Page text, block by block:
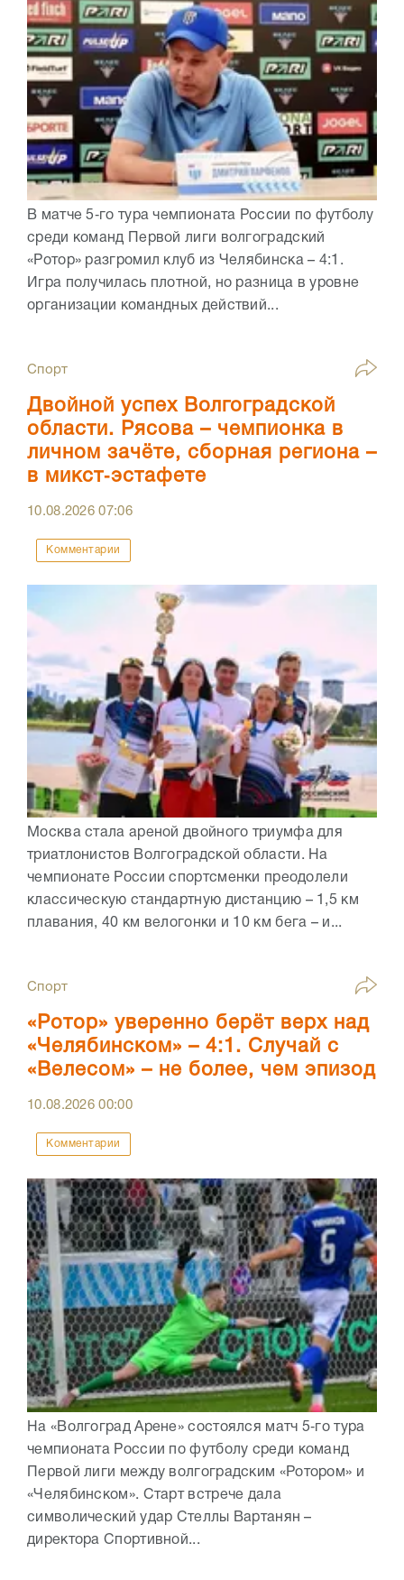
В матче 5‑го тура чемпионата России по футболу
среди команд Первой лиги волгоградский
«Ротор» разгромил клуб из Челябинска – 4:1.
Игра получилась плотной, но разница в уровне
организации командных действий...
Спорт
Двойной успех Волгоградской
области. Рясова – чемпионка в
личном зачёте, сборная региона –
в микст‑эстафете
10.08.202607:06
Комментарии
Москва стала ареной двойного триумфа для
триатлонистов Волгоградской области. На
чемпионате России спортсменки преодолели
классическую стандартную дистанцию – 1,5 км
плавания, 40 км велогонки и 10 км бега – и...
Спорт
«Ротор» уверенно берёт верх над
«Челябинском» – 4:1. Случай с
«Велесом» – не более, чем эпизод
10.08.202600:00
Комментарии
На «Волгоград Арене» состоялся матч 5‑го тура
чемпионата России по футболу среди команд
Первой лиги между волгоградским «Ротором» и
«Челябинском». Старт встрече дала
символический удар Стеллы Вартанян –
директора Спортивной...